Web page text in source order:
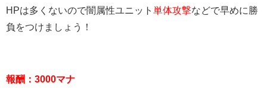
HPは多くないので闇属性ユニット 単体攻撃などで早めに勝
負をつけましょう！
報酬：3000マナ